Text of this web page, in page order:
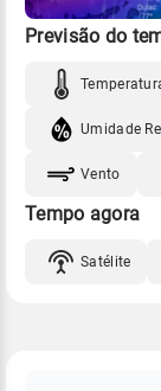
Previsão do
Umidade
Vento
Tempo agora
Satélite